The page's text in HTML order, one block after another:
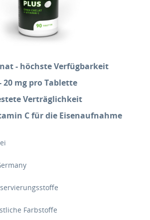
- höchste Verfügbarkeit
20 mg pro Tablette
Verträglichkeit
C für die Eisenaufnahme
Farbstoffe